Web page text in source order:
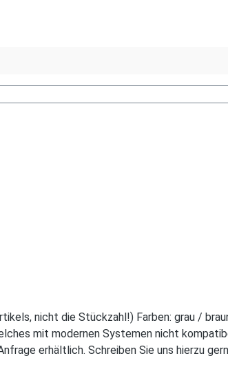
nicht die Stückzahl!) Farben: grau /
mit modernen Systemen nicht
erhältlich. Schreiben Sie uns hierzu